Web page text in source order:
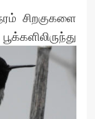
சிறகுகளை